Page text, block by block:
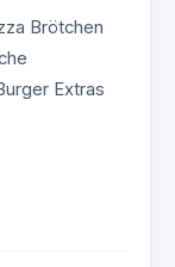
Brötchen
Extras